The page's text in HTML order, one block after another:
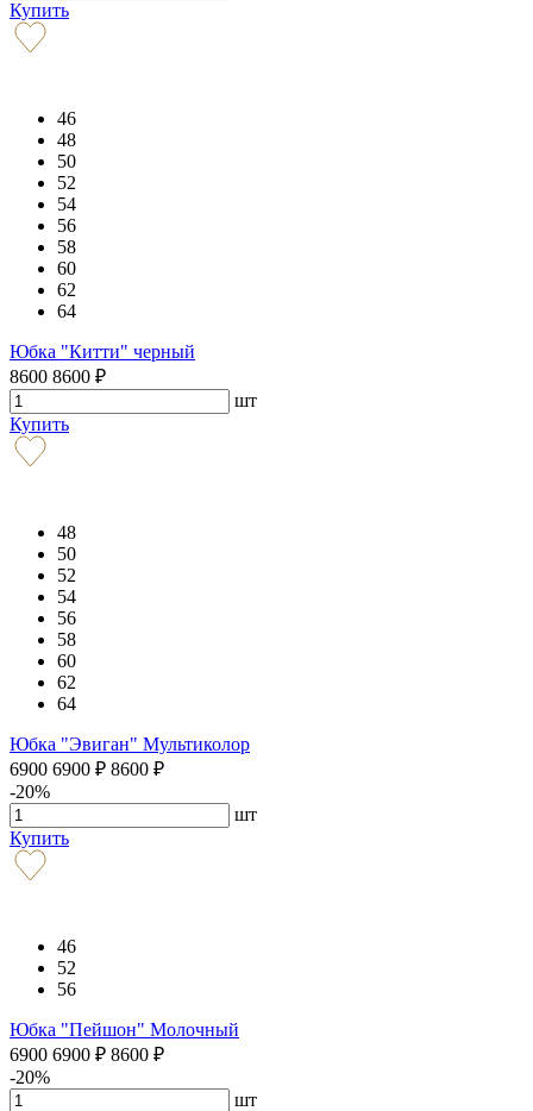
Купить
46
48
50
52
54
56
58
60
62
64
Юбка "Китти" черный
8600 8600 ₽
шт
Купить
48
50
52
54
56
58
60
62
64
Юбка "Эвиган" Мультиколор
6900 6900 ₽ 8600 ₽
-20%
шт
Купить
46
52
56
Юбка "Пейшон" Молочный
6900 6900 ₽ 8600 ₽
-20%
шт